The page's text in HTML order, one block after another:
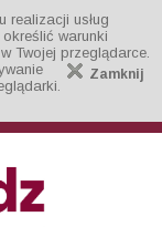
realizacji usług
warunki
Twojej przeglądarce.
Zamknij